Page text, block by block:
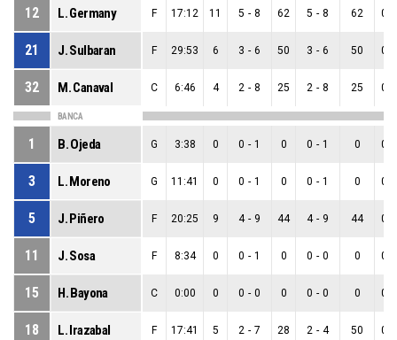
12 L. Germany F 17:12 11 5 - 8 62 5 - 8 62 0
21 J. Sulbaran F 29:53 6 3 - 6 50 3 - 6 50 0
32 M. Canaval C 6:46 4 2 - 8 25 2 - 8 25 0
BANCA
1 B. Ojeda G 3:38 0 0 - 1 0 0 - 1 0 0
3 L. Moreno G 11:41 0 0 - 1 0 0 - 1 0 0
5 J. Piñero F 20:25 9 4 - 9 44 4 - 9 44 0
11 J. Sosa F 8:34 0 0 - 1 0 0 - 0 0 0
15 H. Bayona C 0:00 0 0 - 0 0 0 - 0 0 0
18 L. Irazabal F 17:41 5 2 - 7 28 2 - 4 50 0